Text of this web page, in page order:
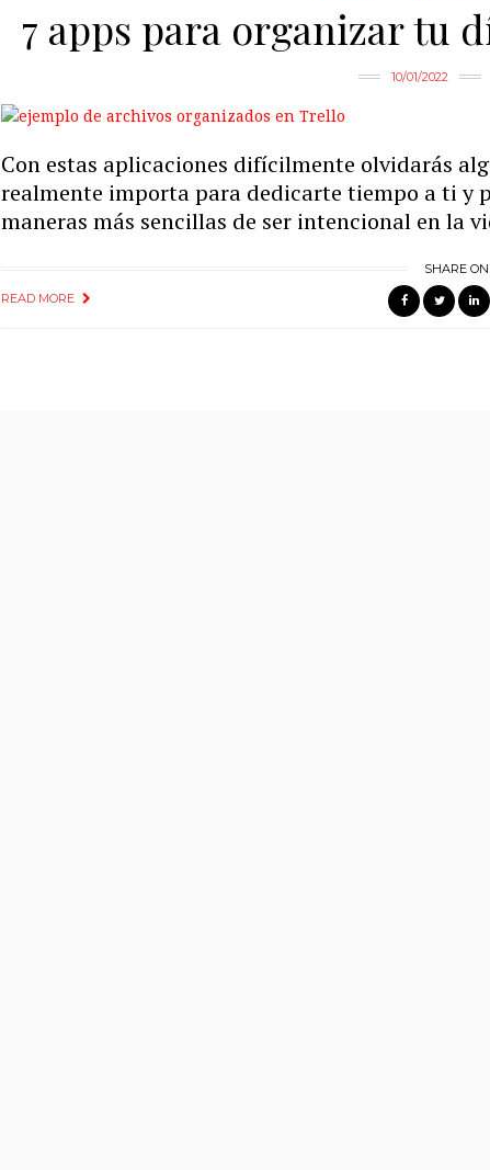
7 apps para organizar tu
10/01/2022
Con estas aplicaciones difícilmente olvidarás
realmente importa para dedicarte tiempo a ti y
maneras más sencillas de ser intencional en la
READ MORE
SHARE ON